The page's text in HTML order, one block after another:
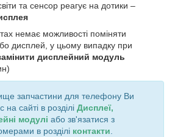
та сенсор реагує на дотики –
немає можливості поміняти
дисплей, у цьому випадку при
дисплейний модуль
запчастини для телефону Ви
сайті в розділі Дисплеї,
модулі або зв'язатися з
в розділі контакти